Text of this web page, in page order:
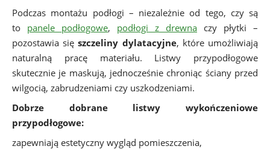
Podczas montażu podłogi – niezależnie od tego, czy są
to panele podłogowe, podłogi z drewna czy płytki –
pozostawia sięszczeliny dylatacyjne, które umożliwiają
naturalną pracę materiału. Listwy przypodłogowe
skutecznie je maskują, jednocześnie chroniąc ściany przed
wilgocią, zabrudzeniami czy uszkodzeniami.
Dobrze dobrane listwy wykończeniowe
przypodłogowe:
zapewniają estetyczny wygląd pomieszczenia,